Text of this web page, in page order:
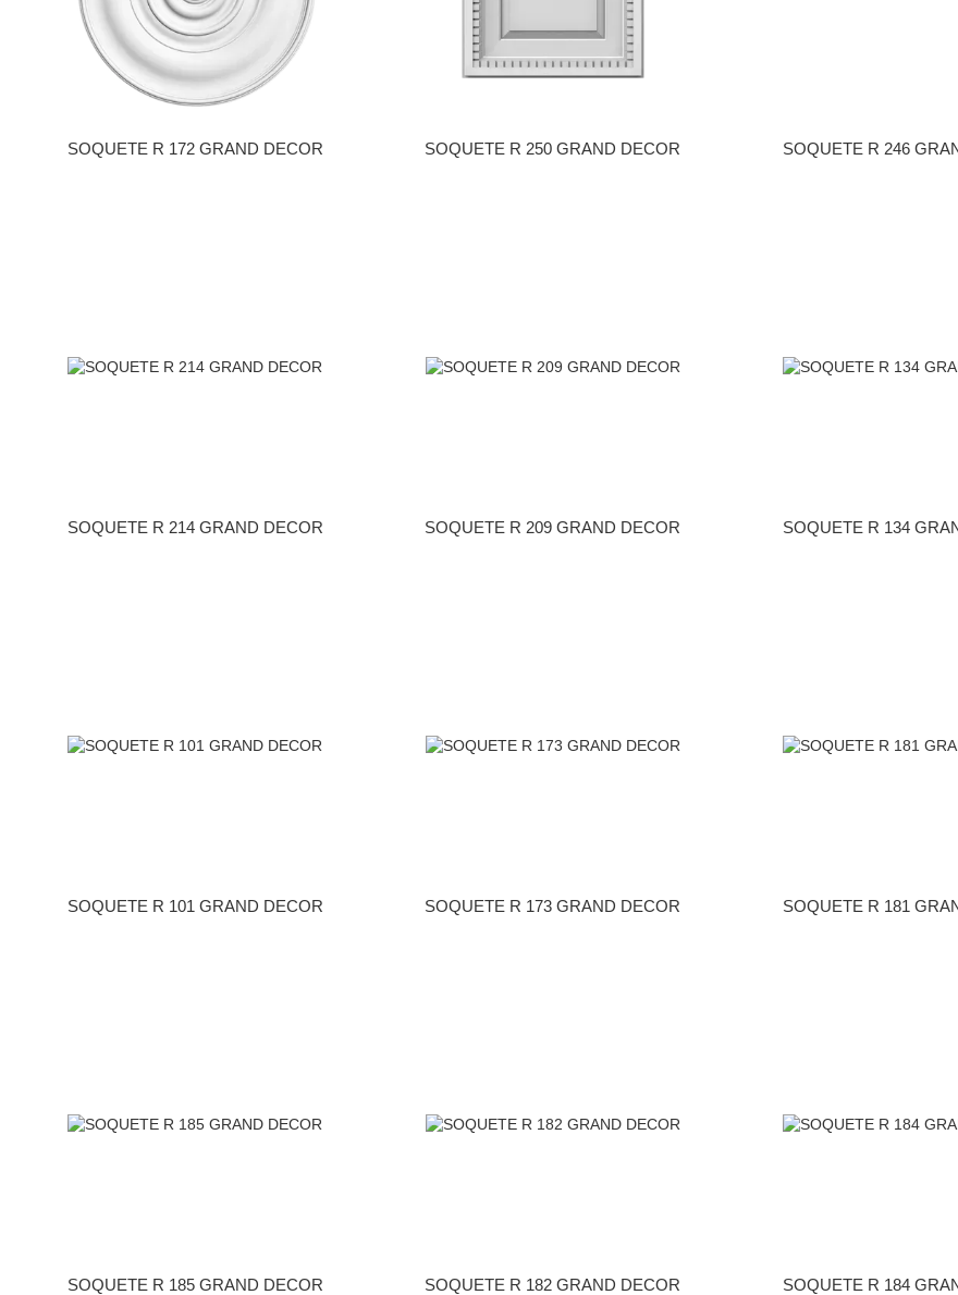
SOQUETE R 172 GRAND DECOR SOQUETE R 250 GRAND DECOR SOQUETE R 246
SOQUETE R 214 GRAND DECOR SOQUETE R 209 GRAND DECOR SOQUETE R 134
SOQUETE R 101 GRAND DECOR SOQUETE R 173 GRAND DECOR SOQUETE R 181
SOQUETE R 185 GRAND DECOR SOQUETE R 182 GRAND DECOR SOQUETE R 184